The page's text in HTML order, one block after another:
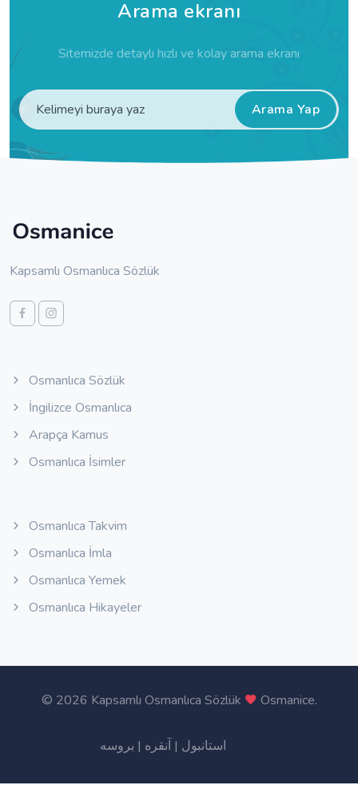
Arama ekranı
Sitemizde detaylı hızlı ve kolay arama ekranı
Arama Yap
Kapsamlı Osmanlıca Sözlük
Osmanlıca Sözlük
İngilizce Osmanlıca
Arapça Kamus
Osmanlıca İsimler
Osmanlıca Takvim
Osmanlıca İmla
Osmanlıca Yemek
Osmanlıca Hikayeler
© 2026 Kapsamlı Osmanlıca Sözlük Osmanice.
استانبول | آنقره | بروسه